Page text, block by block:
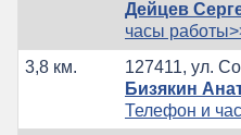
Дейцев
часы
3,8 км.
127411, ул.
Бизякин
Телефон и